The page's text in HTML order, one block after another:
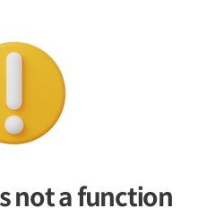
not a function